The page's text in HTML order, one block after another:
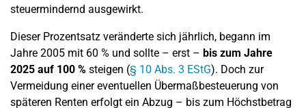
steuermindernd ausgewirkt.
Dieser Prozentsatz veränderte sich jährlich, begann im
Jahre 2005 mit 60 % und sollte – erst – bis zum Jahre
2025 auf 100 % steigen (§ 10 Abs. 3 EStG). Doch zur
Vermeidung einer eventuellen Übermaßbesteuerung von
späteren Renten erfolgt ein Abzug – bis zum Höchstbetrag